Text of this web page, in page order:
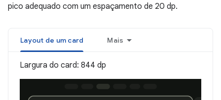
pico adequado com um espaçamento de 20 dp.
Layout de um card Mais
Largura do card: 844 dp